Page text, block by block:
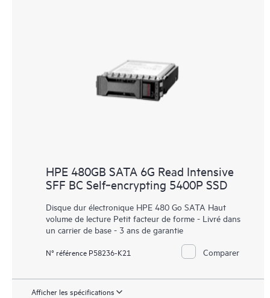
HPE 480GB SATA 6G Read Intensive
SFF BC Self‑encrypting 5400P SSD
Disque dur électronique HPE 480 Go SATA Haut
volume de lecture Petit facteur de forme - Livré dans
un carrier de base - 3 ans de garantie
N° référence P58236-K21 Comparer
Afficher les spécifications